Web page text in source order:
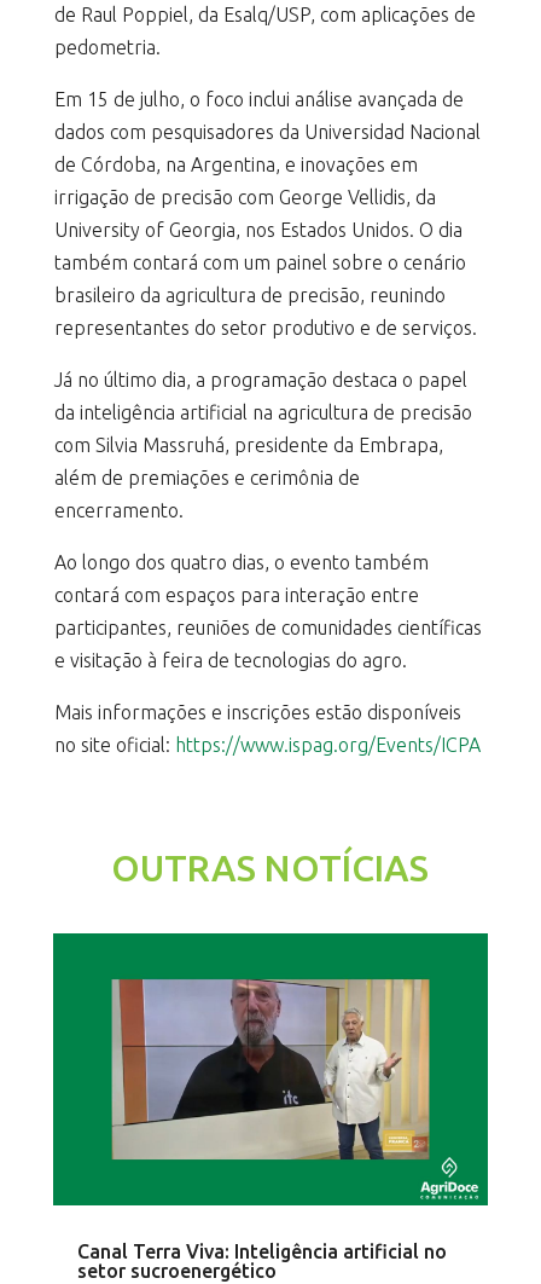
de Raul Poppiel, da Esalq/USP, com aplicações de
pedometria.
Em 15 de julho, o foco inclui análise avançada de
dados com pesquisadores da Universidad Nacional
de Córdoba, na Argentina, e inovações em
irrigação de precisão com George Vellidis, da
University of Georgia, nos Estados Unidos. O dia
também contará com um painel sobre o cenário
brasileiro da agricultura de precisão, reunindo
representantes do setor produtivo e de serviços.
Já no último dia, a programação destaca o papel
da inteligência artificial na agricultura de precisão
com Silvia Massruhá, presidente da Embrapa,
além de premiações e cerimônia de
encerramento.
Ao longo dos quatro dias, o evento também
contará com espaços para interação entre
participantes, reuniões de comunidades científicas
e visitação à feira de tecnologias do agro.
Mais informações e inscrições estão disponíveis
no site oficial: https://www.ispag.org/Events/ICPA
OUTRAS NOTÍCIAS
Canal Terra Viva: Inteligência artificial no
setor sucroenergético